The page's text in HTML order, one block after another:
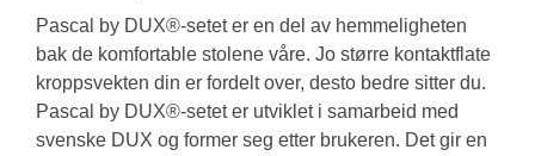
Pascal by DUX®-setet er en del av hemmeligheten
bak de komfortable stolene våre. Jo større kontaktflate
kroppsvekten din er fordelt over, desto bedre sitter du.
Pascal by DUX®-setet er utviklet i samarbeid med
svenske DUX og former seg etter brukeren. Det gir en